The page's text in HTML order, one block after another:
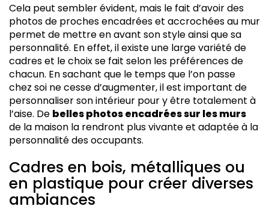
Cela peut sembler évident, mais le fait d’avoir des
photos de proches encadrées et accrochées au mur
permet de mettre en avant son style ainsi que sa
personnalité. En effet, il existe une large variété de
cadres et le choix se fait selon les préférences de
chacun. En sachant que le temps que l’on passe
chez soi ne cesse d’augmenter, il est important de
personnaliser son intérieur pour y être totalement à
l’aise. De belles photos encadrées sur les murs
de la maison la rendront plus vivante et adaptée à la
personnalité des occupants.
Cadres en bois, métalliques ou
en plastique pour créer diverses
ambiances